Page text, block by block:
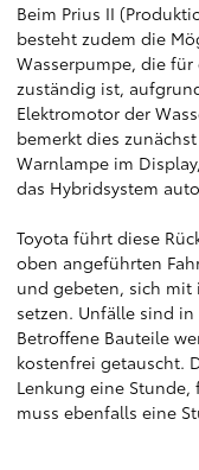
Beim Prius II
besteht zudem die
Wasserpumpe, die
zuständig ist,
Elektromotor der
bemerkt dies
Warnlampe im
das Hybridsystem
Toyota führt diese
oben angeführten
und gebeten, sich
setzen. Unfälle sind
Betroffene Bauteile
kostenfrei getauscht.
Lenkung eine
muss ebenfalls eine